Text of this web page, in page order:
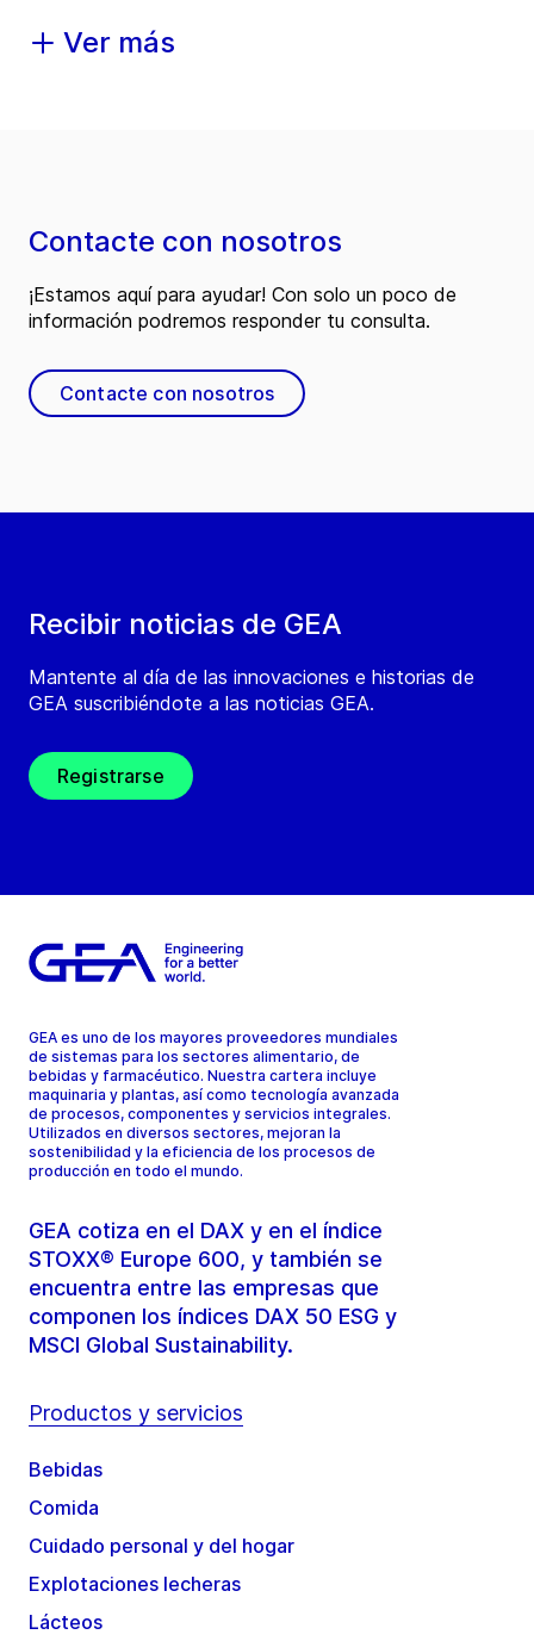
Ver más
Recibir noticias de GEA
Mantente al día de las innovaciones e historias de
GEA suscribiéndote a las noticias GEA.
Registrarse
Contacte con nosotros
¡Estamos aquí para ayudar! Con solo un poco de
información podremos responder tu consulta.
Contacte con nosotros
GEA es uno de los mayores proveedores mundiales
de sistemas para los sectores alimentario, de
bebidas y farmacéutico. Nuestra cartera incluye
maquinaria y plantas, así como tecnología avanzada
de procesos, componentes y servicios integrales.
Utilizados en diversos sectores, mejoran la
sostenibilidad y la eficiencia de los procesos de
producción en todo el mundo.
GEA cotiza en el DAX y en el índice
STOXX® Europe 600, y también se
encuentra entre las empresas que
componen los índices DAX 50 ESG y
MSCI Global Sustainability.
Productos y servicios
Bebidas
Comida
Cuidado personal y del hogar
Explotaciones lecheras
Lácteos